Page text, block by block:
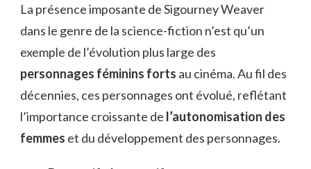
La présence imposante de Sigourney Weaver
dans le genre de la science-fiction n’est qu’un
exemple de l’évolution plus large des
personnages féminins forts au cinéma. Au fil des
décennies, ces personnages ont évolué, reflétant
l’importance croissante de l’autonomisation des
femmes et du développement des personnages.